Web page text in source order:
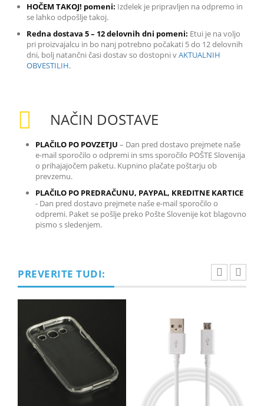
HOČEM TAKOJ! pomeni: Izdelek je pripravljen na odpremo in
se lahko odpošlje takoj.
Redna dostava 5 – 12 delovnih dni pomeni: Etui je na voljo
pri proizvajalcu in bo nanj potrebno počakati 5 do 12 delovnih
dni, bolj natančni časi dostav so dostopni vAKTUALNIH
OBVESTILIH.
NAČIN DOSTAVE
PLAČILO PO POVZETJU – Dan pred dostavo prejmete naše
e-mail sporočilo o odpremi in sms sporočilo POŠTE Slovenija
o prihajajočem paketu. Kupnino plačate poštarju ob
prevzemu.
PLAČILO PO PREDRAČUNU, PAYPAL, KREDITNE KARTICE
- Dan pred dostavo prejmete naše e-mail sporočilo o
odpremi. Paket se pošlje preko Pošte Slovenije kot blagovno
pismo s sledenjem.
PREVERITE TUDI: